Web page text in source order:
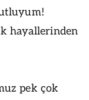
hayallerinden
pek çok